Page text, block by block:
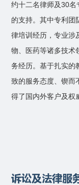
约十二名律师及30
的支持。其中专利团
律培训经历，专业涉
物、医药等诸多技术
务经历。基于扎实的
致的服务态度、锲而
得了国内外客户及权
诉讼及法律服